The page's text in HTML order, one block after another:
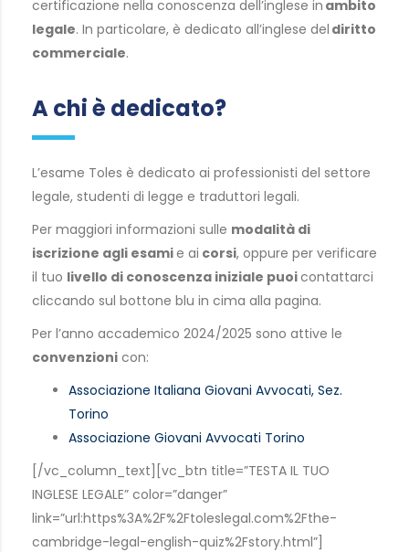
certificazione nella conoscenza dell’inglese in ambito
legale. In particolare, è dedicato all’inglese del diritto
commerciale.
A chi è dedicato?
L’esame Toles è dedicato ai professionisti del settore
legale, studenti di legge e traduttori legali.
Per maggiori informazioni sulle modalità di
iscrizione agli esamie ai corsi, oppure per verificare
il tuo livello di conoscenza iniziale puoicontattarci
cliccando sul bottone blu in cima alla pagina.
Per l’anno accademico 2024/2025 sono attive le
convenzioni con:
Associazione Italiana Giovani Avvocati, Sez.
Torino
Associazione Giovani Avvocati Torino
[/vc_column_text][vc_btn title=”TESTA IL TUO
INGLESE LEGALE” color=”danger”
link=”url:https%3A%2F%2Ftoleslegal.com%2Fthe-
cambridge-legal-english-quiz%2Fstory.html”]